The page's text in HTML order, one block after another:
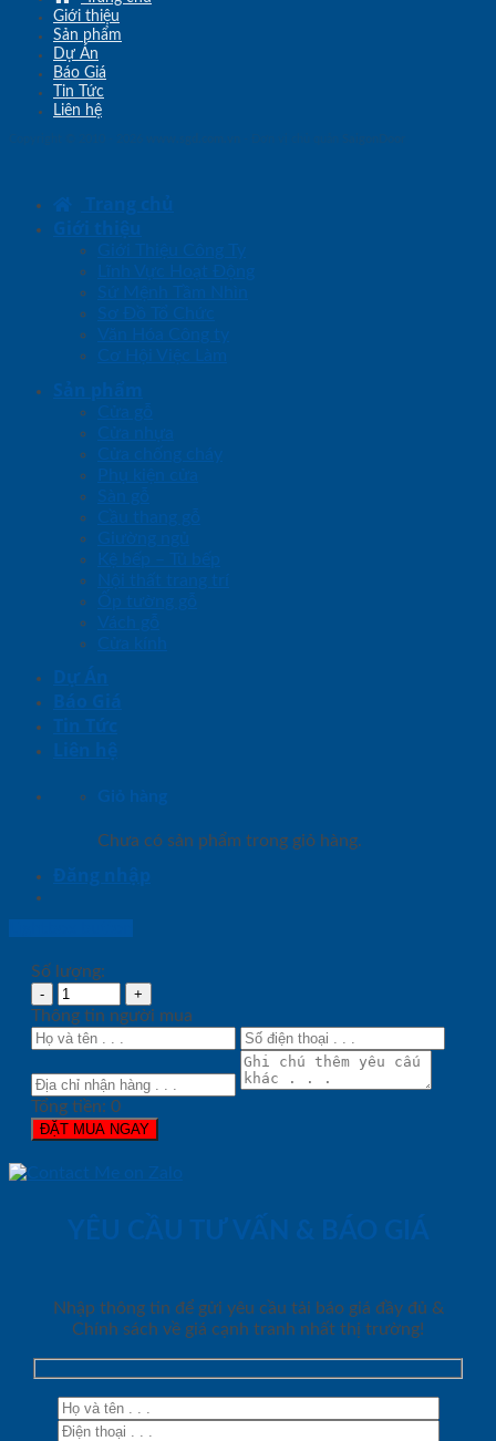
Giới thiệu
Sản phẩm
Dự Án
Báo Giá
Tin Tức
Liên hệ
Trang chủ
Giới thiệu
Giới Thiệu Công Ty
Lĩnh Vực Hoạt Động
Sứ Mệnh Tầm Nhìn
Sơ Đồ Tổ Chức
Văn Hóa Công ty
Cơ Hội Việc Làm
Sản phẩm
Cửa gỗ
Cửa nhựa
Cửa chống cháy
Phụ kiện cửa
Sàn gỗ
Cầu thang gỗ
Giường ngủ
Kệ bếp – Tủ bếp
Nội thất trang trí
Ốp tường gỗ
Vách gỗ
Cửa kính
Dự Án
Báo Giá
Tin Tức
Liên hệ
Giỏ hàng
Chưa có sản phẩm trong giỏ hàng.
Đăng nhập
Số lượng:
Thông tin người mua
Tổng tiền: 0
ĐẶT MUA NGAY
YÊU CẦU TƯ VẤN & BÁO GIÁ
Nhập thông tin để gửi yêu cầu tải báo giá đầy đủ &
Chính sách về giá cạnh tranh nhất thị trường!